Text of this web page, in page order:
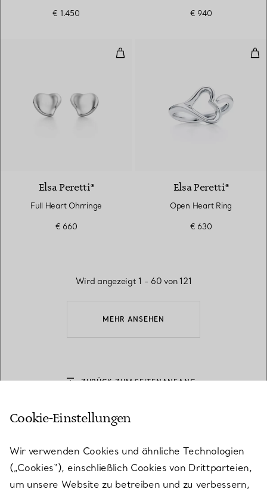
€ 1.450
€ 940
Full Heart Ohrringe
Elsa Peretti®
Full Heart Ohrringe
€ 660
Elsa Peretti®
Open Heart Ring
€ 630
MEHR ANSEHEN
Wird angezeigt 1 - 60 von 121
ZURÜCK ZUM SEITENANFANG
Cookie-Einstellungen
Wir verwenden Cookies und ähnliche Technologien
(„Cookies“), einschließlich Cookies von Drittparteien,
um unsere Website zu betreiben und zu verbessern,